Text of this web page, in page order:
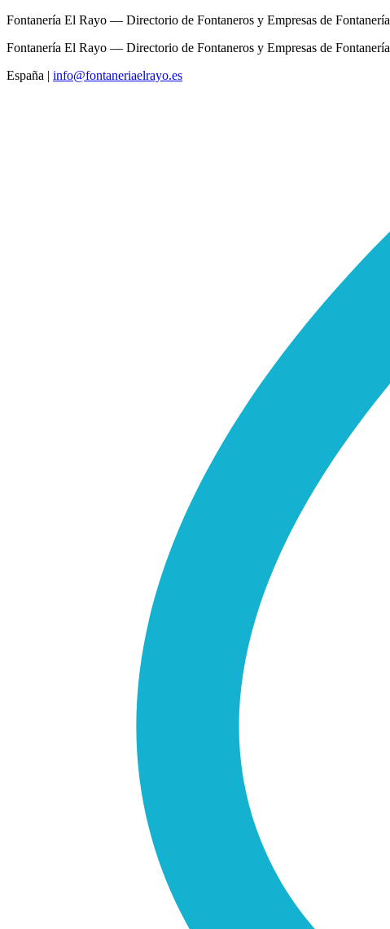
Fontanería El Rayo — Directorio de Fontaneros y Empresas de Fontanería
Fontanería El Rayo — Directorio de Fontaneros y Empresas de Fontanería
España | info@fontaneriaelrayo.es